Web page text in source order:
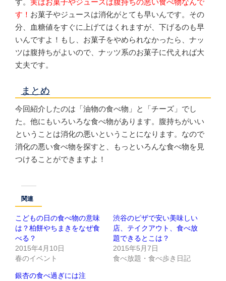
す。 実はお菓子やジュースは腹持ちの悪い食べ物なんで
す！ お菓子やジュースは消化がとても早いんです。その
分、血糖値をすぐに上げてはくれますが、下げるのも早
いんですよ！もし、お菓子をやめられなかったら、ナッ
ツは腹持ちがよいので、ナッツ系のお菓子に代えれば大
丈夫です。
まとめ
今回紹介したのは「油物の食べ物」と「チーズ」でし
た。他にもいろいろな食べ物があります。腹持ちがいい
ということは消化の悪いということになります。なので
消化の悪い食べ物を探すと、もっといろんな食べ物を見
つけることができますよ！
関連
こどもの日の食べ物の意味
は？柏餅やちまきをなぜ食
べる？
2015年4月10日
春のイベント
渋谷のピザで安い美味しい
店、テイクアウト、食べ放
題できるとこは？
2015年5月7日
食べ放題・食べ歩き日記
銀杏の食べ過ぎには注